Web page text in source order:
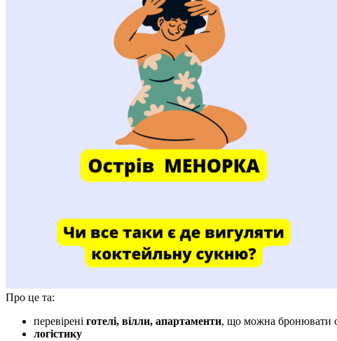
Про це та:
перевірені готелі, вілли, апартаменти, що можна бронювати
логістику